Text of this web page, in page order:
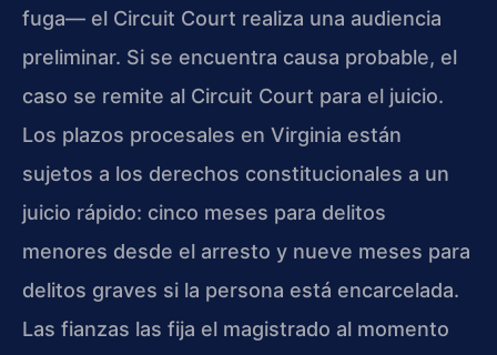
fuga— el Circuit Court realiza una audiencia
preliminar. Si se encuentra causa probable, el
caso se remite al Circuit Court para el juicio.
Los plazos procesales en Virginia están
sujetos a los derechos constitucionales a un
juicio rápido: cinco meses para delitos
menores desde el arresto y nueve meses para
delitos graves si la persona está encarcelada.
Las fianzas las fija el magistrado al momento